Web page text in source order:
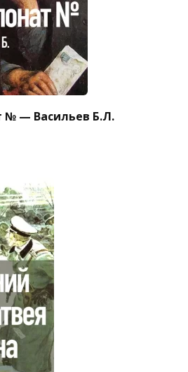
№ — Васильев Б.Л.